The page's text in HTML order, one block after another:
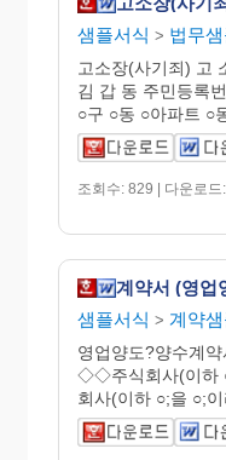
샘플서식 > 법무
고소장(사기죄) 고
김 갑 동 주민등
○구 ○동 ○아파트 ○
조회수: 829 | 다운로드
계약서 (영업
샘플서식 > 계약
영업양도?양수계
◇◇주식회사(이하
회사(이하 ○;을 ○;